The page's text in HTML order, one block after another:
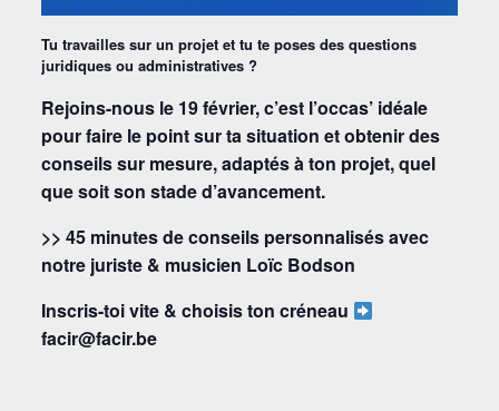
Tu travailles sur un projet et tu te poses des questions
juridiques ou administratives ?
Rejoins-nous le 19 février, c’est l’occas’ idéale
pour faire le point sur ta situation et obtenir des
conseils sur mesure, adaptés à ton projet, quel
que soit son stade d’avancement.
>> 45 minutes de conseils personnalisés avec
notre juriste & musicien Loïc Bodson
Inscris-toi vite & choisis ton créneau
facir@facir.be